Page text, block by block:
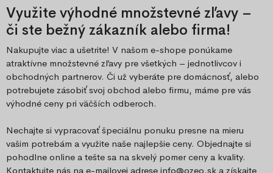
Využite výhodné množstevné zľavy –
či ste bežný zákazník alebo firma!
Nakupujte viac a ušetrite! V našom e-shope ponúkame
atraktívne množstevné zľavy pre všetkých – jednotlivcov i
obchodných partnerov. Či už vyberáte pre domácnosť, alebo
potrebujete zásobiť svoj obchod alebo firmu, máme pre vás
výhodné ceny pri väčších odberoch.
Nechajte si vypracovať špeciálnu ponuku presne na mieru
vašim potrebám a využite naše najlepšie ceny. Objednajte si
pohodlne online a tešte sa na skvelý pomer ceny a kvality.
Kontaktujte nás na e-mailovej adrese info@ozeo.sk a získajte